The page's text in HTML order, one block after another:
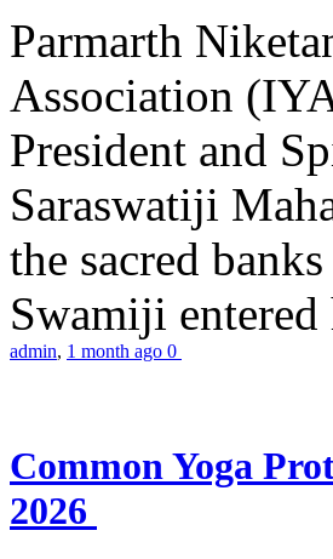
Parmarth
Association
President and
Saraswatiji
the sacred
Swamiji
admin, 1 month ago 0
Common Yoga
2026